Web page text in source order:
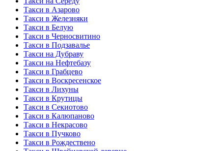
Такси в Азарово
Такси в Железняки
Такси в Белую
Такси в Черносвитино
Такси в Подзавалье
Такси на Дубраву
Такси на Нефтебазу
Такси в Грабцево
Такси в Воскресенское
Такси в Лихуны
Такси в Крутицы
Такси в Секиотово
Такси в Калюпаново
Такси в Некрасово
Такси в Пучково
Такси в Рождествено